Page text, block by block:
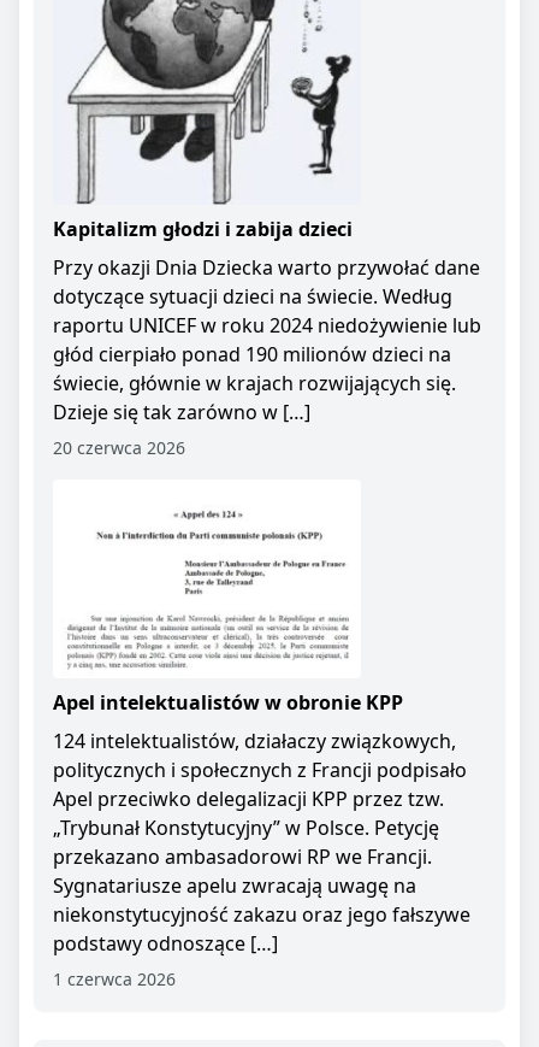
Kapitalizm głodzi i zabija dzieci
Przy okazji Dnia Dziecka warto przywołać dane
dotyczące sytuacji dzieci na świecie. Według
raportu UNICEF w roku 2024 niedożywienie lub
głód cierpiało ponad 190 milionów dzieci na
świecie, głównie w krajach rozwijających się.
Dzieje się tak zarówno w […]
20 czerwca 2026
Apel intelektualistów w obronie KPP
124 intelektualistów, działaczy związkowych,
politycznych i społecznych z Francji podpisało
Apel przeciwko delegalizacji KPP przez tzw.
„Trybunał Konstytucyjny” w Polsce. Petycję
przekazano ambasadorowi RP we Francji.
Sygnatariusze apelu zwracają uwagę na
niekonstytucyjność zakazu oraz jego fałszywe
podstawy odnoszące […]
1 czerwca 2026